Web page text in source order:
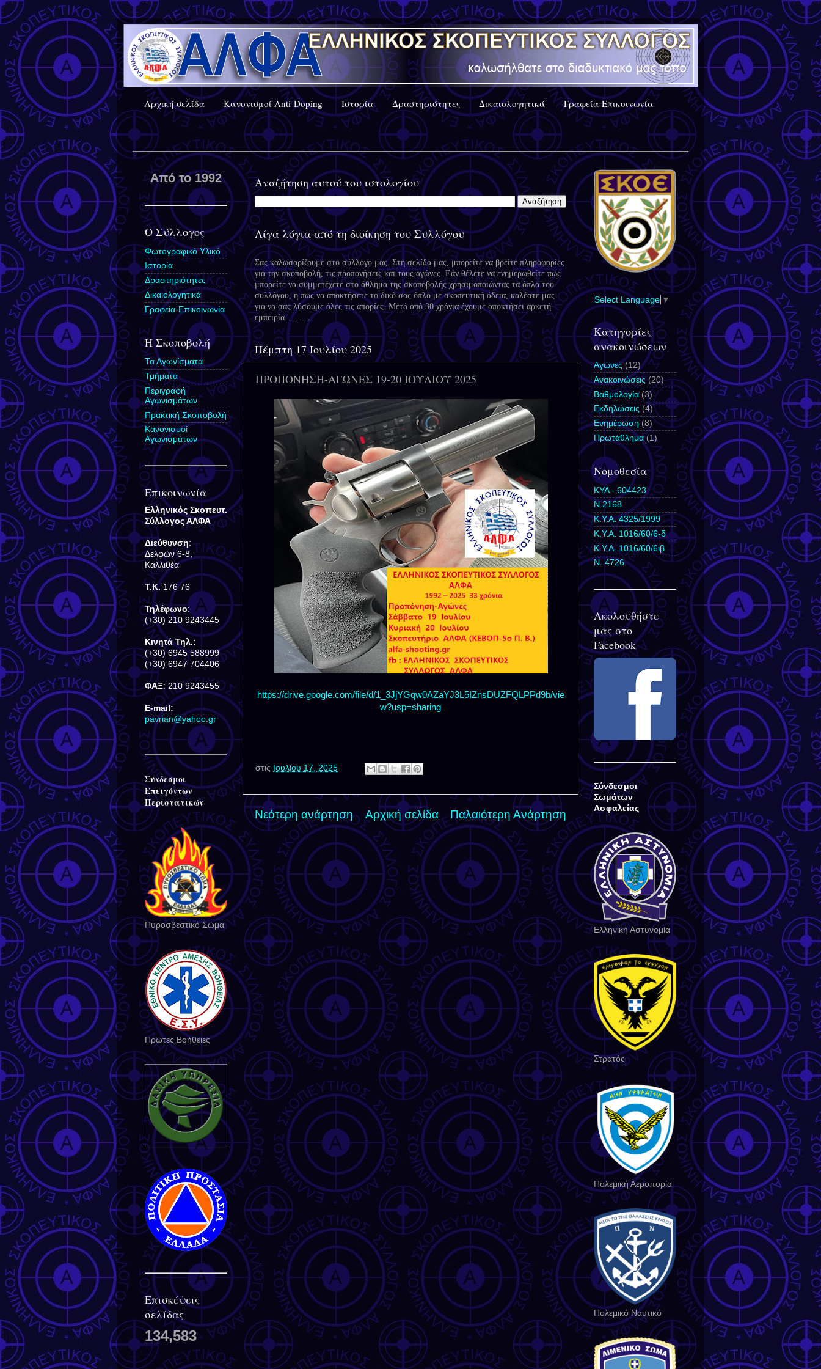
Αρχική σελίδα Κανονισμοί Anti-Doping Ιστορία Δραστηριότητες Δικαιολογητικά Γραφεία-Επικοινωνία
Αναζήτηση αυτού του ιστολογίου
Λίγα λόγια από τη διοίκηση του Συλλόγου
Σας καλωσορίζουμε στο σύλλογο μας. Στη σελίδα μας, μπορείτε να βρείτε πληροφορίες
για την σκοποβολή, τις προπονήσεις και τους αγώνες. Εάν θέλετε να ενημερωθείτε πως
μπορείτε να συμμετέχετε στο άθλημα της σκοποβολής χρησιμοποιώντας τα όπλα του
συλλόγου, η πως να αποκτήσετε το δικό σας όπλο με σκοπευτική άδεια, καλέστε μας
για να σας λύσουμε όλες τις απορίες. Μετά από 30 χρόνια έχουμε αποκτήσει αρκετή
εμπειρία………
Πέμπτη 17 Ιουλίου 2025
ΠΡΟΠΟΝΗΣΗ-ΑΓΩΝΕΣ 19-20 ΙΟΥΛΙΟΥ 2025
https://drive.google.com/file/d/1_3JjYGqw0AZaYJ3L5IZnsDUZFQLPPd9b/vie
w?usp=sharing
στις Ιουλίου 17, 2025
Νεότερη ανάρτηση Παλαιότερη Ανάρτηση
Αρχική σελίδα
Από το 1992
Ο Σύλλογος
Φωτογραφικό Υλικό
Ιστορία
Δραστηριότητες
Δικαιολογητικά
Γραφεία-Επικοινωνία
Η Σκοποβολή
Τα Αγωνίσματα
Τμήματα
Περιγραφή
Αγωνισμάτων
Πρακτική Σκοποβολή
Κανονισμοί
Αγωνισμάτων
Επικοινωνία
Ελληνικός Σκοπευτ.
ΣύλλογοςΑΛΦΑ
Διεύθυνση:
Δελφών 6-8,
Καλλιθέα
Τ.Κ. 176 76
Τηλέφωνο:
(+30) 210 9243445
Κινητά Τηλ.:
(+30) 6945 588999
(+30) 6947 704406
ΦΑΞ: 210 9243455
E-mail:
pavrian@yahoo.gr
Σύνδεσμοι
Επειγόντων
Περιστατικών
Πυροσβεστικό Σώμα
Πρώτες Βοήθειες
Επισκέψεις
σελίδας
134,583
Select Language ▼
Κατηγορίες
ανακοινώσεων
Αγώνες (12)
Ανακοινώσεις (20)
Βαθμολογία (3)
Εκδηλώσεις (4)
Ενημέρωση (8)
Πρωτάθλημα (1)
Νομοθεσία
ΚΥΑ - 604423
N.2168
Κ.Υ.Α. 4325/1999
Κ.Υ.Α. 1016/60/6-δ
Κ.Υ.Α. 1016/60/6ιβ
Ν. 4726
Ακολουθήστε
μας στο
Facebook
Σύνδεσμοι
Σωμάτων
Ασφαλείας
Ελληνική Αστυνομία
Στρατός
Πολεμική Αεροπορία
Πολεμικό Ναυτικό